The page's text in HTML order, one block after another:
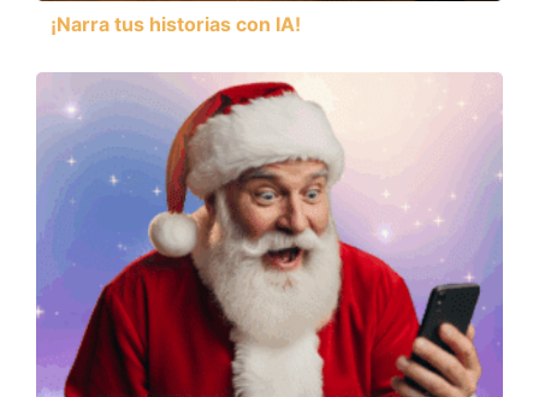
¡Narra tus historias con IA!